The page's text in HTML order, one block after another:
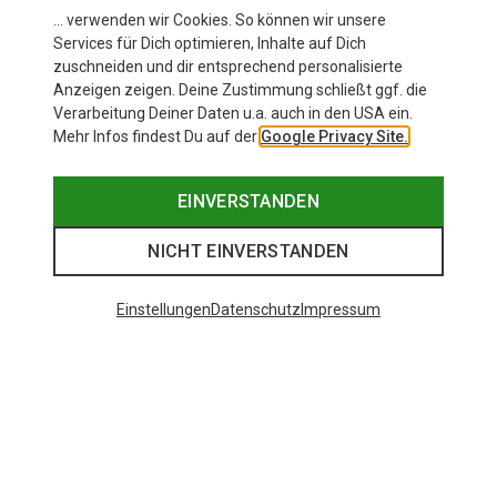
und das wird durch den
Drahtbügel am unteren
Karabinerende verhindert. Man
muss den Twistlock hier in
Kombination mit Verdrehschutz
des Karabiners und der
Konstrukion des Geräts bewerten.
Der Schlitz im Ergo Belay ist so
eng, dass es nicht über den
Twistlock-Verschluss rutschen
kann. Somit ist der Karabiner in
Verwendung mit dem Ergo Belay
kann eigentlich nie
Abseilen ist auch
Bei anderen muss
Hand oder den
aufpassen. Bei dem
sehe ich da keine
obToprope oder
Wärmstens zu
… verwenden wir Cookies. So können wir unsere
Services für Dich optimieren, Inhalte auf Dich
zuschneiden und dir entsprechend personalisierte
Anzeigen zeigen. Deine Zustimmung schließt ggf. die
Verarbeitung Deiner Daten u.a. auch in den USA ein.
Mehr Infos findest Du auf der Google Privacy Site.
EINVERSTANDEN
NICHT EINVERSTANDEN
EinstellungenDatenschutz Impressum